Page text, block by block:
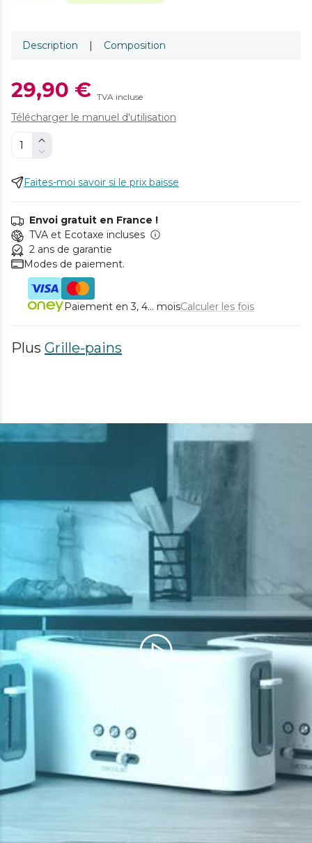
Description | Composition
29,90 € TVA incluse
Télécharger le manuel d'utilisation
Faites-moi savoir si le prix baisse
Envoi gratuit en France !
TVA et Ecotaxe incluses
2 ans de garantie
Modes de paiement.
Paiement en 3, 4... moisCalculer les fois
Plus Grille-pains